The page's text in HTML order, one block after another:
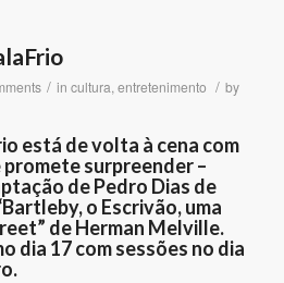
/ in cultura, entretenimento / by
está de volta à cena com
promete surpreender –
de Pedro Dias de
o Escrivão, uma
de Herman Melville.
dia 17 com sessões no dia